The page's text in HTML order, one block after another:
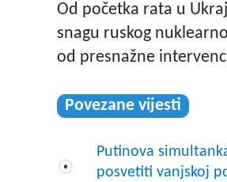
Od početka rata u
snagu ruskog
od presnažne
Povezane vijesti
Putinova
posvetiti vanjskoj